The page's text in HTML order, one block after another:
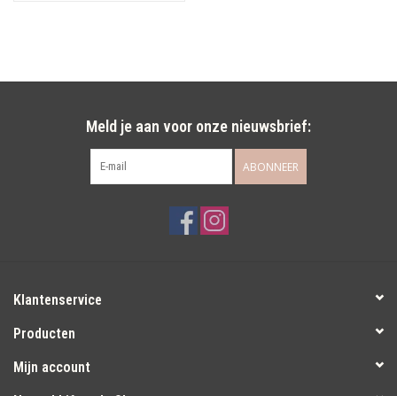
Meld je aan voor onze nieuwsbrief:
ABONNEER
Klantenservice
Producten
Mijn account